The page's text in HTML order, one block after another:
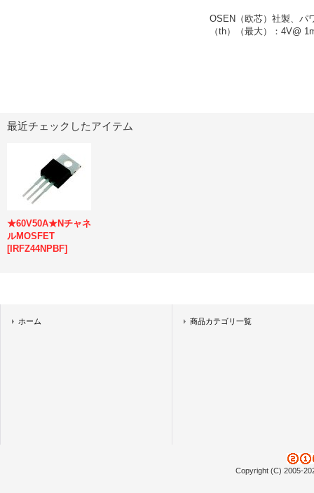
OSEN（欧芯）社製、パ
（th）（最大）：4V@
最近チェックしたアイテム
★60V50A★Nチャネ
ルMOSFET
[IRFZ44NPBF]
ホーム 商品カテゴリ一覧
Copyright (C) 2005-